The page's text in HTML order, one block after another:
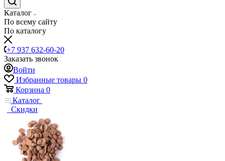
Каталог
По всему сайту
По каталогу
+7 937 632-60-20
Заказать звонок
Войти
Избранные товары 0
Корзина 0
Каталог
Скидки